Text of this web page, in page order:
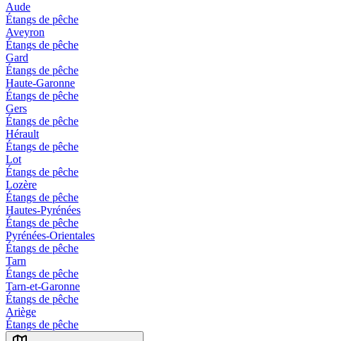
Aude
Étangs de pêche
Aveyron
Étangs de pêche
Gard
Étangs de pêche
Haute-Garonne
Étangs de pêche
Gers
Étangs de pêche
Hérault
Étangs de pêche
Lot
Étangs de pêche
Lozère
Étangs de pêche
Hautes-Pyrénées
Étangs de pêche
Pyrénées-Orientales
Étangs de pêche
Tarn
Étangs de pêche
Tarn-et-Garonne
Étangs de pêche
Ariège
Étangs de pêche